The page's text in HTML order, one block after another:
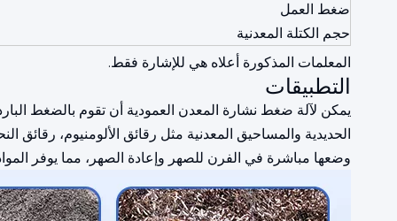
ضغط العمل
حجم الكتلة المعدنية
المعلمات المذكورة أعلاه هي للإشارة فقط.
التطبيقات
يمكن لآلة ضغط نشارة المعدن العمودية أن تقوم بالضغط البارد
الحديدية والمساحيق المعدنية مثل رقائق الألومنيوم،
وضعها مباشرة في الفرن للصهر وإعادة الصهر، مما يوفر